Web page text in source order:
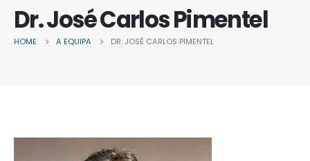
Dr. José Carlos Pimentel
HOME A EQUIPA DR. JOSÉ CARLOS PIMENTEL